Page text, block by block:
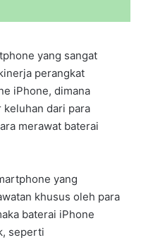
yang sangat
perangkat
iPhone, dimana
dari para
merawat baterai
yang
khusus oleh para
baterai iPhone
seperti